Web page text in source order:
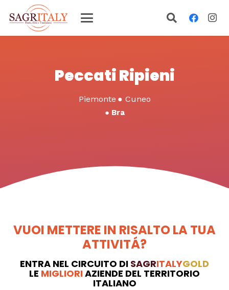
Peccati Ripieni
Piemonte ● Cuneo
● Bra
VUOI METTERE IN RISALTO LA TUA
ATTIVITÁ?
ENTRA NEL CIRCUITO DI SAGRITALYGOLD
LE MIGLIORIAZIENDE DEL TERRITORIO
ITALIANO